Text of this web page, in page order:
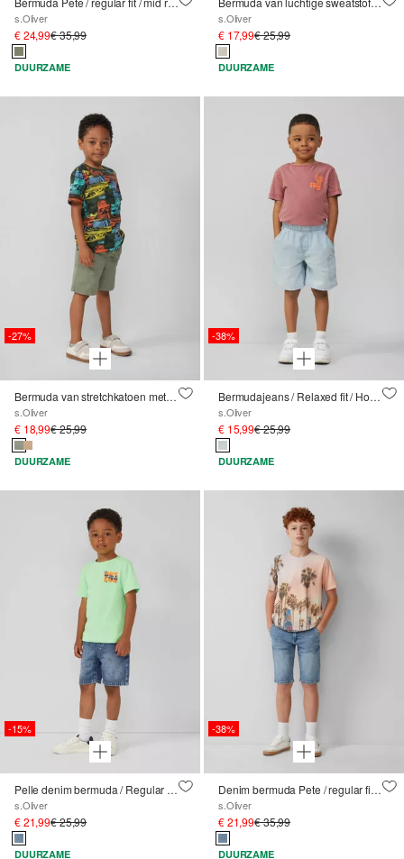
s.Oliver
€ 24,99€ 35,99
DUURZAME
s.Oliver
€ 17,99€ 25,99
DUURZAME
-27%
Bermuda van stretchkatoen met geribde band
s.Oliver
€ 18,99€ 25,99
DUURZAME
-38%
Bermudajeans / Relaxed fit / Hoge taille / Wijde pijpen / Elastische tailleband
s.Oliver
€ 15,99€ 25,99
DUURZAME
-15%
Pelle denim bermuda / Regular fit / Mid rise / Elastische tailleband
s.Oliver
€ 21,99€ 25,99
DUURZAME
-38%
Denim bermuda Pete / regular fit / mid rise / straight leg
s.Oliver
€ 21,99€ 35,99
DUURZAME